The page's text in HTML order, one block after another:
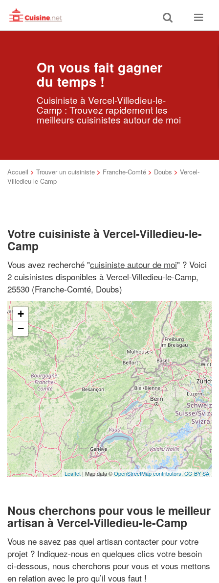
Toggle
search
Toggle
On vous fait gagner
du temps !
Cuisiniste à Vercel-Villedieu-le-
Camp : Trouvez rapidement les
meilleurs cuisinistes autour de moi
Accueil > Trouver un cuisiniste > Franche-Comté > Doubs > Vercel-
Villedieu-le-Camp
Votre cuisiniste à Vercel-Villedieu-le-
Camp
Vous avez recherché "cuisiniste autour de moi" ? Voici
2 cuisinistes disponibles à Vercel-Villedieu-le-Camp,
25530 (Franche-Comté, Doubs)
+
−
Leaflet | Map data ©OpenStreetMap contributors, CC-BY-SA
Nous cherchons pour vous le meilleur
artisan à Vercel-Villedieu-le-Camp
Vous ne savez pas quel artisan contacter pour votre
projet ? Indiquez-nous en quelques clics votre besoin
ci-dessous, nous cherchons pour vous et vous mettons
en relation avec le pro qu’il vous faut !